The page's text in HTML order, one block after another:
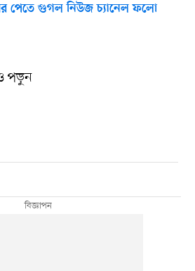
পেতে গুগল নিউজ চ্যানেল ফলো
পড়ুন